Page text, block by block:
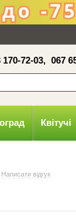
170-72-03, 067
Квітучі
Написати відгук